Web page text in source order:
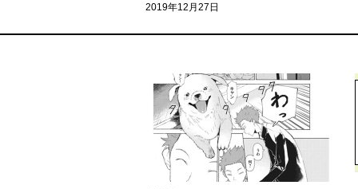
2019年12月27日